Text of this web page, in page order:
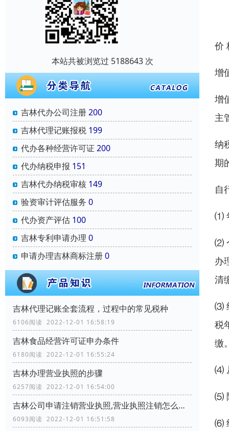
本站共被浏览过 5188643 次
吉林代办公司注册200
吉林代理记账报税 199
代办各种经营许可证 200
代办纳税申报 151
吉林代办纳税审核 149
验资审计评估服务 0
代办资产评估 100
吉林专利申请办理 0
申请办理吉林商标注册0
吉林代理记账全套流程，过程中的常见税种
6106阅读 2022-12-01 16:58:19
吉林食品经营许可证申办条件
6180阅读 2022-12-01 16:55:24
吉林办理营业执照的步骤
6257阅读 2022-12-01 16:54:00
吉林公司申请注销营业执照,营业执照注销怎么办理
6093阅读 2022-12-01 16:51:58
价
增
增
主
纳
期
自
⑴
⑵
办
清
⑶
税
缴
⑷
⑸
⑹